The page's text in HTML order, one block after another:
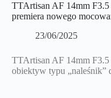
TTArtisan AF 14mm
premiera nowego
23/06/2025
TTArtisan AF 14mm
obiektyw typu